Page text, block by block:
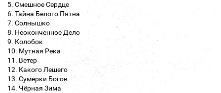
5. Смешное Сердце
6. Тайна Белого Пятна
7. Солнышко
8. Неоконченное Дело
9. Колобок
10. Мутная Река
11. Ветер
12. Какого Лешего
13. Сумерки Богов
14. Чёрная Зима